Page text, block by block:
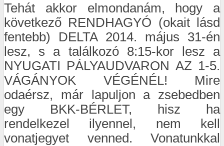
Tehát akkor elmondanám, hogy a
következő RENDHAGYÓ (okait lásd
fentebb) DELTA 2014. május 31-én
lesz, s a találkozó 8:15-kor lesz a
NYUGATI PÁLYAUDVARON AZ 1-5.
VÁGÁNYOK VÉGÉNÉL! Mire
odaérsz, már lapuljon a zsebedben
egy BKK-BÉRLET, hisz ha
rendelkezel ilyennel, nem kell
vonatjegyet venned. Vonatunkkal